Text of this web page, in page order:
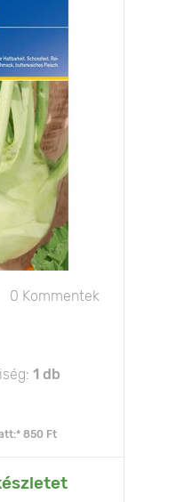
0 Kommentek
1 db
850 Ft